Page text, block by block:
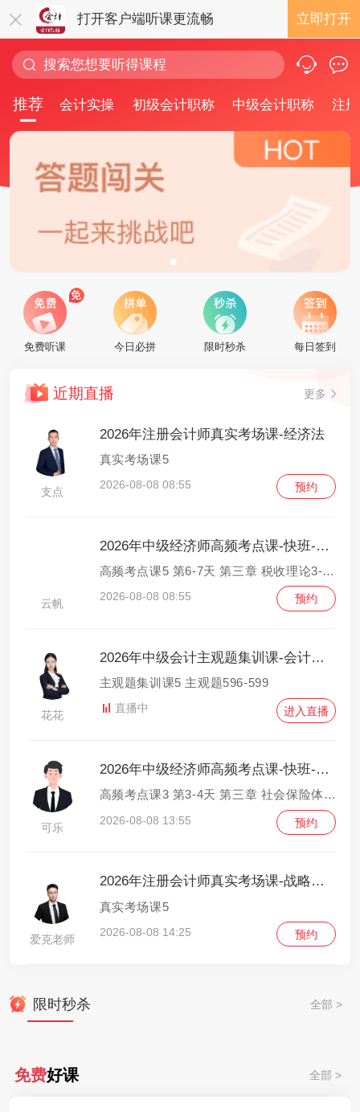
打开客户端听课更流畅 立即打开
推荐 会计实操 初级会计职称 中级会计职称 注
免费听课 今日必拼 限时秒杀 每日签到
近期直播 更多
支点
2026年注册会计师真实考场课-经济法
真实考场课5
2026-08-08 08:55 预约
云帆
2026年中级经济师高频考点课-快班-财政税收
高频考点课5 第6-7天 第三章 税收理论3-第四章 货物和劳务税制度1
2026-08-08 08:55 预约
花花
2026年中级会计主观题集训课-会计实务
主观题集训课5 主观题596-599
直播中 进入直播
可乐
2026年中级经济师高频考点课-快班-人力资源管理
高频考点课3 第3-4天 第三章 社会保险体系2-第四章 劳动争议调解仲裁
2026-08-08 13:55 预约
爱克老师
2026年注册会计师真实考场课-战略与风险管理
真实考场课5
2026-08-08 14:25 预约
限时秒杀 全部 >
免费好课 全部 >